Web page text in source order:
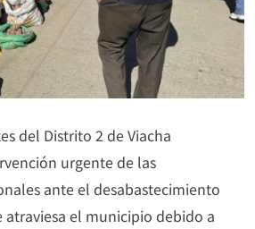
del Distrito 2 de Viacha
urgente de las
ante el desabastecimiento
el municipio debido a